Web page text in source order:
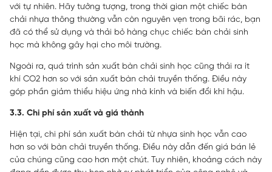
với tự nhiên. Hãy tưởng tượng, trong thời gian một chiếc bàn
chải nhựa thông thường vẫn còn nguyên vẹn trong bãi rác, bạn
đã có thể sử dụng và thải bỏ hàng chục chiếc bàn chải sinh
học mà không gây hại cho môi trường.
Ngoài ra, quá trình sản xuất bàn chải sinh học cũng thải ra ít
khí CO2 hơn so với sản xuất bàn chải truyền thống. Điều này
góp phần giảm thiểu hiệu ứng nhà kính và biến đổi khí hậu.
3.3. Chi phí sản xuất và giá thành
Hiện tại, chi phí sản xuất bàn chải từ nhựa sinh học vẫn cao
hơn so với bàn chải truyền thống. Điều này dẫn đến giá bán lẻ
của chúng cũng cao hơn một chút. Tuy nhiên, khoảng cách này